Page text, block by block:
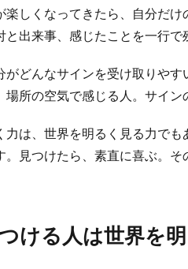
楽しくなってきたら、自分だ
と出来事、感じたことを一行で
がどんなサインを受け取りや
場所の空気で感じる人。サイン
力は、世界を明るく見る力で
。見つけたら、素直に喜ぶ。
ける人は世界を